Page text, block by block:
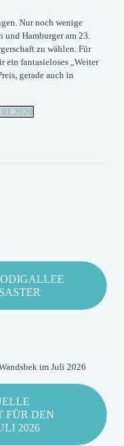
Nur noch wenige
und Hamburger am 23.
zu wählen. Für
ein fantasieloses „Weiter
gerade auch in
im Juli 2026
FÜR DEN
2026